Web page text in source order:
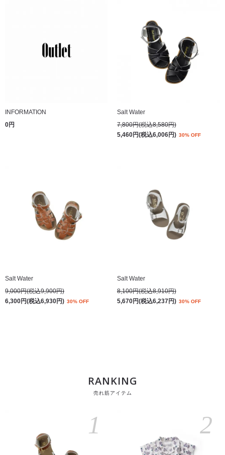
INFORMATION
0円
Salt Water
7,800円(税込8,580円)
5,460円(税込6,006円) 30% OFF
Salt Water
9,000円(税込9,900円)
6,300円(税込6,930円) 30% OFF
Salt Water
8,100円(税込8,910円)
5,670円(税込6,237円) 30% OFF
RANKING
売れ筋アイテム
1 2